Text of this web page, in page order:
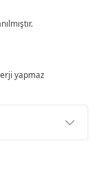
yapmaz